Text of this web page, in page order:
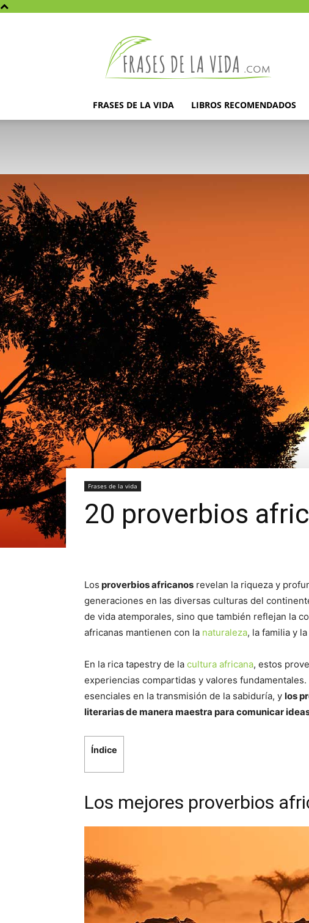
la
vida
FRASES DE LA VIDA LIBROS RECOMENDADOS
Frases de la vida
20 proverbios
Los proverbios africanos revelan la riqueza y
generaciones en las diversas culturas del
de vida atemporales, sino que también reflejan la
africanas mantienen con la naturaleza, la familia y
En la rica tapestry de la cultura africana, estos
experiencias compartidas y valores
esenciales en la transmisión de la sabiduría, y los
literarias de manera maestra para comunicar
Índice
Los mejores proverbios